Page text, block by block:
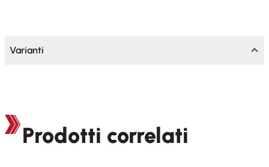
Varianti
Prodotti correlati